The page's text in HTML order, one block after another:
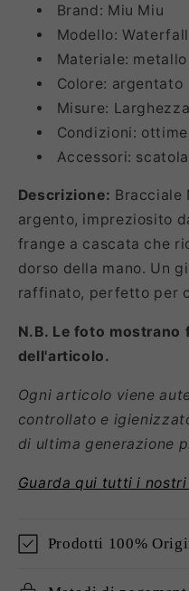
Brand: Miu Miu
Modello: Waterfall
Materiale: metallo
Colore: argentato
Misure:
Condizioni: ottime
Accessori:
Descrizione: Bracciale
argento, impreziosito
frange a cascata che
dorso della mano. Un
raffinato, perfetto per
N.B. Le foto mostrano
dell'articolo.
Ogni articolo viene
controllato e
di ultima generazione
Guarda qui tutti i
Prodotti 100%